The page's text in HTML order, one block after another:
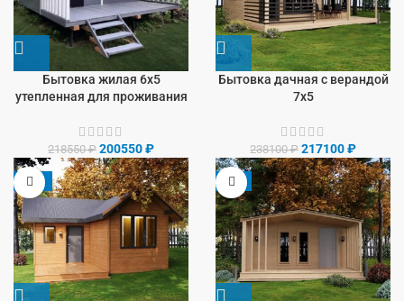
Бытовка жилая 6х5
утепленная для проживания
218550₽ 200550₽
Бытовка дачная с верандой
7х5
238100₽ 217100₽
-13% -9%